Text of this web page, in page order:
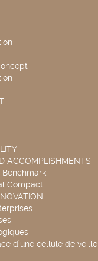
ACCOMPLISHMENTS
Benchmark
Compact
d’une cellule de veille